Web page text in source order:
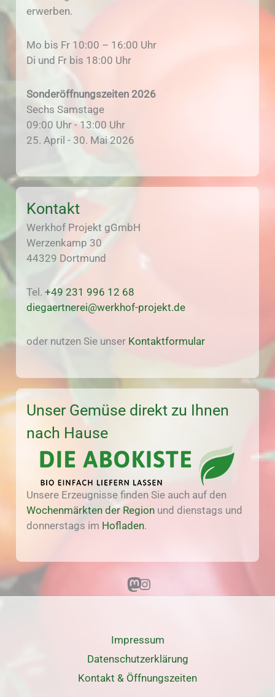
erwerben.
Mo bis Fr 10:00 – 16:00 Uhr
Di und Fr bis 18:00 Uhr
Sonderöffnungszeiten 2026
Sechs Samstage
09:00 Uhr - 13:00 Uhr
25. April - 30. Mai 2026
Kontakt
Werkhof Projekt gGmbH
Werzenkamp 30
44329 Dortmund
Tel.+49 231 996 12 68
diegaertnerei@werkhof-projekt.de
oder nutzen Sie unser Kontaktformular
Unser Gemüse direkt zu Ihnen
nach Hause
Unsere Erzeugnisse finden Sie auch auf den
Wochenmärkten der Region und dienstags und
donnerstags im Hofladen.
MastodonInstagram
Impressum
Datenschutz­erklärung
Kontakt & Öffnungszeiten